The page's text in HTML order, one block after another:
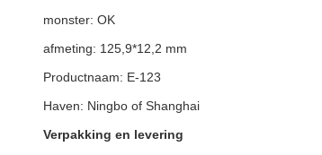
monster: OK
afmeting: 125,9*12,2 mm
Productnaam: E-123
Haven: Ningbo of Shanghai
Verpakking en levering